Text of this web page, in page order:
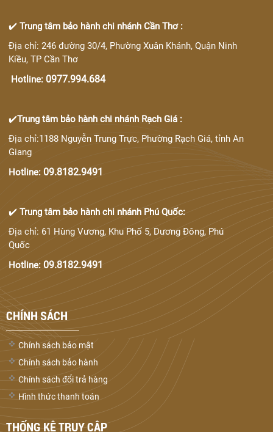
✔️Trung tâm bảo hành chi nhánh Cần Thơ :
Địa chỉ: 246 đường 30/4, Phường Xuân Khánh, Quận Ninh
Kiều, TP Cần Thơ
Hotline: 0977.994.684
✔️Trung tâm bảo hành chi nhánh Rạch Giá :
Địa chỉ:1188 Nguyễn Trung Trực, Phường Rạch Giá, tỉnh An
Giang
Hotline: 09.8182.9491
✔️Trung tâm bảo hành chi nhánh Phú Quốc:
Địa chỉ: 61 Hùng Vương, Khu Phố 5, Dương Đông, Phú
Quốc
Hotline: 09.8182.9491
CHÍNH SÁCH
Chính sách bảo mật
Chính sách bảo hành
Chính sách đổi trả hàng
Hình thức thanh toán
THỐNG KÊ TRUY CẬP